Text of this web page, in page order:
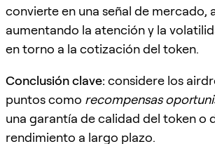
convierte en una señal de mercado,
aumentando la atención y la
en torno a la cotización del token.
Conclusión clave: considere los
puntos como recompensas
una garantía de calidad del token o
rendimiento a largo plazo.